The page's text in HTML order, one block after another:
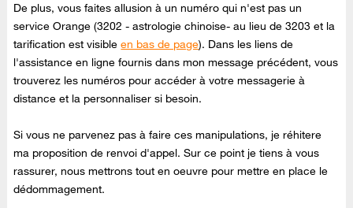
De plus, vous faites allusion à un numéro qui n'est pas un
service Orange (3202 - astrologie chinoise- au lieu de 3203 et la
tarification est visibleen bas de page). Dans les liens de
l'assistance en ligne fournis dans mon message précédent, vous
trouverez les numéros pour accéder à votre messagerie à
distance et la personnaliser si besoin.
Si vous ne parvenez pas à faire ces manipulations, je réhitere
ma proposition de renvoi d'appel. Sur ce point je tiens à vous
rassurer, nous mettrons tout en oeuvre pour mettre en place le
dédommagement.